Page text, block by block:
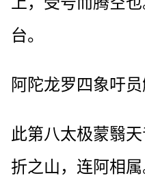
台。
阿陀龙罗四象吁员
此第八太极蒙翳
折之山，连阿相属